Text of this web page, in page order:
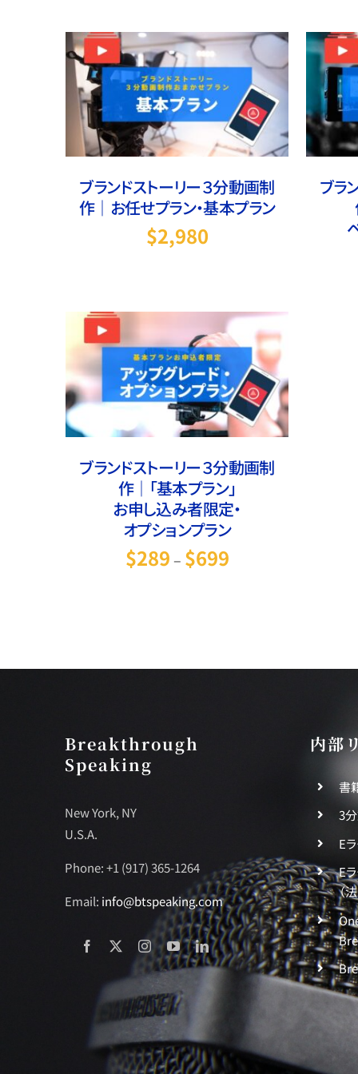
お買い物カゴに追加 / 詳細
ブランドストーリー３分動画制
作｜お任せプラン・基本プラン
$2,980
ブラ
オプションを選択この商品には複数のバリエ
オプションは商品ページ
/ 詳細
ブランドストーリー３分動画制
作｜「基本プラン」
お申し込み者限定・
オプションプラン
$289 – $699価格帯:
Breakthrough
Speaking
New York, NY
U.S.A.
Phone: +1 (917) 365-1264
Email: info@btspeaking.com
内部
書
3
E
E
（